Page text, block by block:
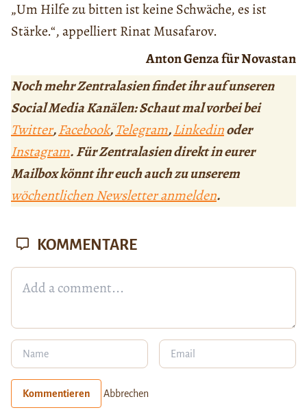
„Um Hilfe zu bitten ist keine Schwäche, es ist
Stärke.“, appelliert Rinat Musafarov.
Anton Genza für Novastan
Noch mehr Zentralasien findet ihr auf unseren
Social Media Kanälen: Schaut mal vorbei bei
Twitter,Facebook,Telegram,Linkedinoder
Instagram. Für Zentralasien direkt in eurer
Mailbox könnt ihr euch auch zu unserem
wöchentlichen Newsletter anmelden.
KOMMENTARE
Kommentieren Abbrechen